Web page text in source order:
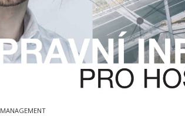
MANAGEMENT